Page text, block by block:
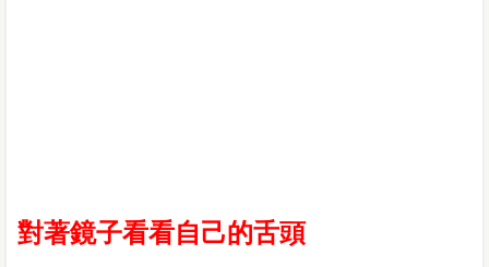
對著鏡子看看自己的舌頭